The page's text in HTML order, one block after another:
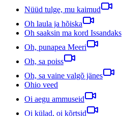
Nüüd tulge, mu kaimud
Oh laula ja hõiska
Oh saaksin ma kord Issandaks
Oh, punapea Meeri
Oh, sa poiss
Oh, sa vaine valgõ jänes
Ohio veed
Oi aegu ammuseid
Oi külad, oi kõrtsid